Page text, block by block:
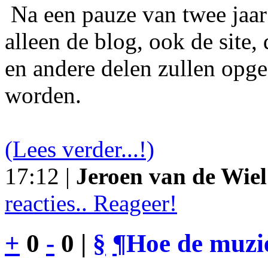
Na een pauze van twee
alleen de blog, ook de site,
en andere delen zullen
worden.
(Lees verder...!)
17:12 | Jeroen van de Wiel
reacties.. Reageer!
+ 0 - 0 | § ¶Hoe de